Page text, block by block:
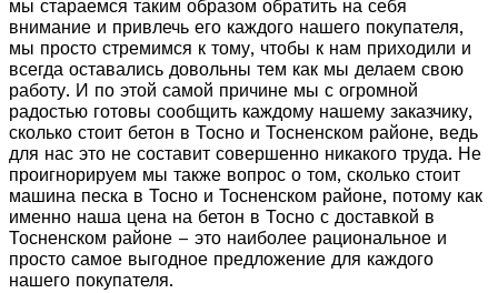
мы стараемся таким образом обратить на себя
внимание и привлечь его каждого нашего покупателя,
мы просто стремимся к тому, чтобы к нам приходили и
всегда оставались довольны тем как мы делаем свою
работу. И по этой самой причине мы с огромной
радостью готовы сообщить каждому нашему заказчику,
сколько стоит бетон в Тосно и Тосненском районе, ведь
для нас это не составит совершенно никакого труда. Не
проигнорируем мы также вопрос о том, сколько стоит
машина песка в Тосно и Тосненском районе, потому как
именно наша цена на бетон в Тосно с доставкой в
Тосненском районе – это наиболее рациональное и
просто самое выгодное предложение для каждого
нашего покупателя.